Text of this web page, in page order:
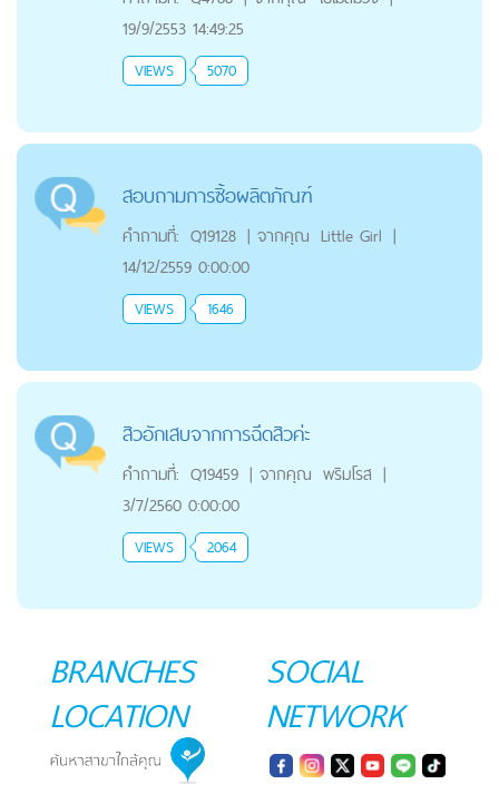
19/9/2553 14:49:25
VIEWS 5070
สอบถามการซิ้อผลิตภัณฑ์
คำถามที่: Q19128 | จากคุณ Little Girl |
14/12/2559 0:00:00
VIEWS 1646
สิวอักเสบจากการฉีดสิวค่ะ
คำถามที่: Q19459 | จากคุณ พริมโรส |
3/7/2560 0:00:00
VIEWS 2064
BRANCHES
LOCATION
SOCIAL
NETWORK